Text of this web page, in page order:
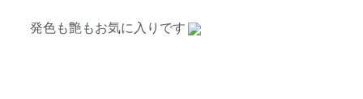
発色も艶もお気に入りです